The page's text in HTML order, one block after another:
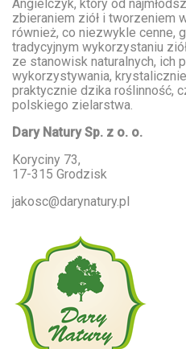
Angielczyk, który od
zbieraniem ziół i tworzeniem
również, co niezwykle cenne,
tradycyjnym wykorzystaniu
ze stanowisk naturalnych, ich
wykorzystywania,
praktycznie dzika roślinność,
polskiego zielarstwa.
Dary Natury Sp. z o. o.
Koryciny 73,
17-315 Grodzisk
jakosc@darynatury.pl